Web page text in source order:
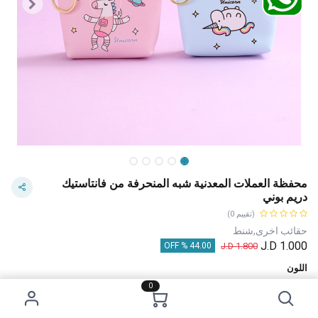
0
محفظة العملات المعدنية شبه المنحرفة من فانتاستيك
دريم بوني
(تقييم 0)
حقائب اخرى,شنط
1.000
1.800
J.D
44.00 % OFF
اللون